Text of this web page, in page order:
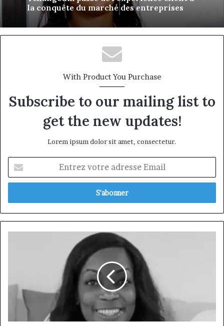
MTN Business : Marie-Rose Daya
Tchangoum passe de l’expérience client à
Afri Insurance et AfriLife Insurance :
Philippe Kanga nommé Directeur
Général par intérim, fin de mandat pour
Norbert Ngniwake
With Product You Purchase
Subscribe to our mailing list to
get the new updates!
Lorem ipsum dolor sit amet, consectetur.
votre
adresse
camerounaise
dans
l'analyse
de